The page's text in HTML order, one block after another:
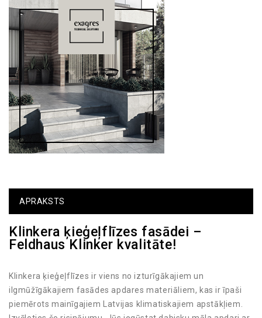
APRAKSTS
Klinkera ķieģeļflīzes fasādei –
Feldhaus Klinker kvalitāte!
Klinkera ķieģeļflīzes ir viens no izturīgākajiem un
ilgmūžīgākajiem fasādes apdares materiāliem, kas ir īpaši
piemērots mainīgajiem Latvijas klimatiskajiem apstākļiem.